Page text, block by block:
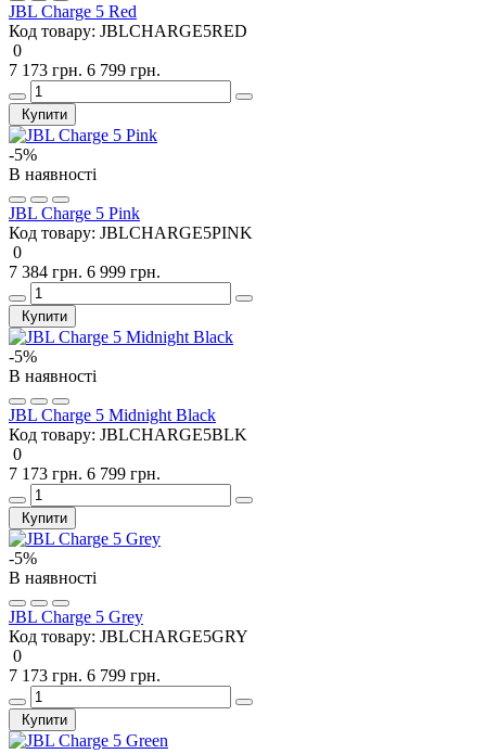
JBL Charge 5 Red
Код товару: JBLCHARGE5RED
0
7 173 грн. 6 799 грн.
Купити
-5%
В наявності
JBL Charge 5 Pink
Код товару: JBLCHARGE5PINK
0
7 384 грн. 6 999 грн.
Купити
-5%
В наявності
JBL Charge 5 Midnight Black
Код товару: JBLCHARGE5BLK
0
7 173 грн. 6 799 грн.
Купити
-5%
В наявності
JBL Charge 5 Grey
Код товару: JBLCHARGE5GRY
0
7 173 грн. 6 799 грн.
Купити